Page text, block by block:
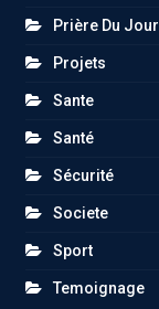
Prière Du Jour
Projets
Sante
Santé
Sécurité
Societe
Sport
Temoignage